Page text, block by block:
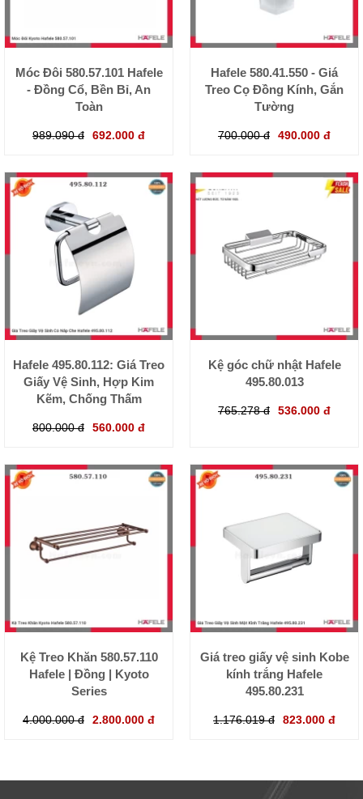
Móc Đôi 580.57.101 Hafele
- Đồng Cổ, Bền Bỉ, An
Toàn
989.090 đ 692.000 đ
Hafele 580.41.550 - Giá
Treo Cọ Đồng Kính, Gắn
Tường
700.000 đ 490.000 đ
Hafele 495.80.112: Giá Treo
Giấy Vệ Sinh, Hợp Kim
Kẽm, Chống Thấm
800.000 đ 560.000 đ
Kệ góc chữ nhật Hafele
495.80.013
765.278 đ 536.000 đ
Kệ Treo Khăn 580.57.110
Hafele | Đồng | Kyoto
Series
4.000.000 đ 2.800.000 đ
Giá treo giấy vệ sinh Kobe
kính trắng Hafele
495.80.231
1.176.019 đ 823.000 đ